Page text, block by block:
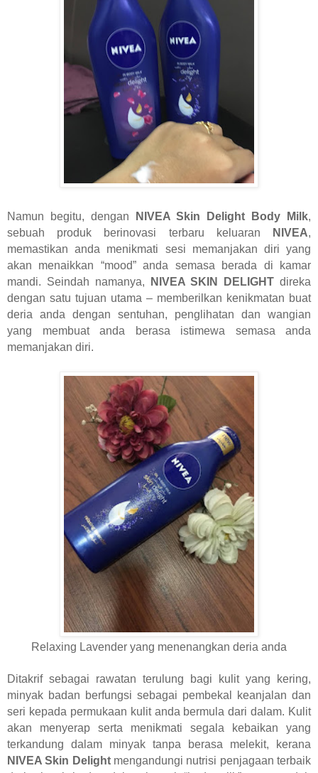
Namun begitu, dengan NIVEA Skin Delight Body Milk,
sebuah produk berinovasi terbaru keluaran NIVEA,
memastikan anda menikmati sesi memanjakan diri yang
akan menaikkan “mood” anda semasa berada di kamar
mandi. Seindah namanya,
NIVEA SKIN DELIGHT direka
dengan satu tujuan utama – memberilkan kenikmatan buat
deria anda dengan sentuhan, penglihatan dan wangian
yang membuat anda berasa istimewa semasa anda
memanjakan diri.
Relaxing Lavender yang menenangkan deria anda
Ditakrif sebagai rawatan terulung bagi kulit yang kering,
minyak badan berfungsi sebagai pembekal keanjalan dan
seri kepada permukaan kulit anda bermula dari dalam. Kulit
akan menyerap serta menikmati segala kebaikan yang
terkandung dalam minyak tanpa berasa melekit, kerana
NIVEA Skin Delight mengandungi nutrisi penjagaan terbaik